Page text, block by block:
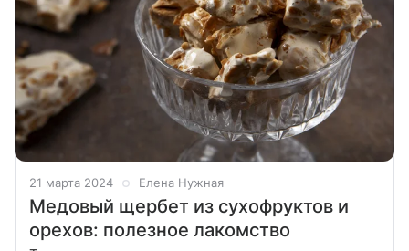
21 марта 2024 Елена Нужная
Медовый щербет из сухофруктов и
орехов: полезное лакомство